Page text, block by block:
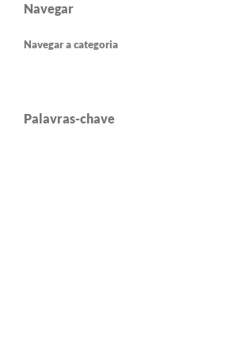
Navegar
Navegar a categoria
Palavras-chave